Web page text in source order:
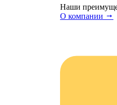
Наши
О компании